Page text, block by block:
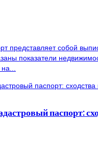
представляет собой
показатели
на...
паспорт: